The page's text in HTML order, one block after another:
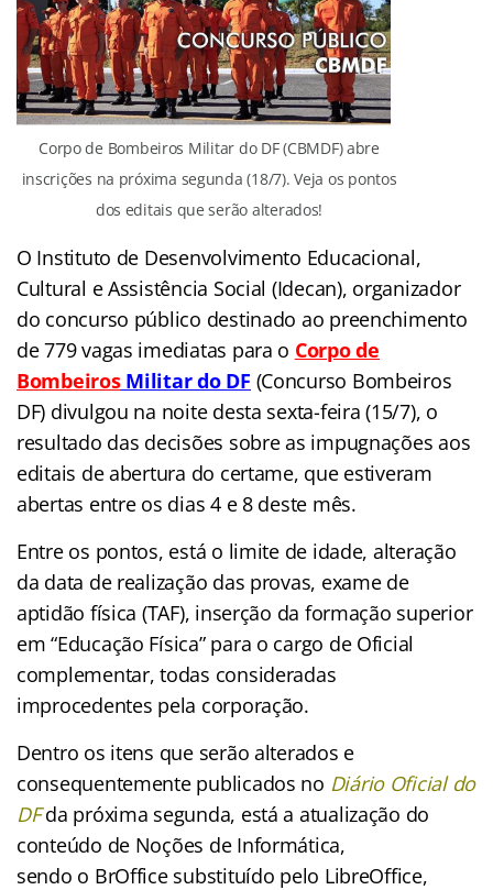
Corpo de Bombeiros Militar do DF (CBMDF) abre
inscrições na próxima segunda (18/7). Veja os pontos
dos editais que serão alterados!
O Instituto de Desenvolvimento Educacional,
Cultural e Assistência Social (Idecan), organizador
do concurso público destinado ao preenchimento
de 779 vagas imediatas para o Corpo de
BombeirosMilitar do DF (Concurso Bombeiros
DF) divulgou na noite desta sexta-feira (15/7), o
resultado das decisões sobre as impugnações aos
editais de abertura do certame, que estiveram
abertas entre os dias 4 e 8 deste mês.
Entre os pontos, está o limite de idade, alteração
da data de realização das provas, exame de
aptidão física (TAF), inserção da formação superior
em “Educação Física” para o cargo de Oficial
complementar, todas consideradas
improcedentes pela corporação.
Dentro os itens que serão alterados e
consequentemente publicados no Diário Oficial do
DFda próxima segunda, está a atualização do
conteúdo de Noções de Informática,
sendo o BrOffice substituído pelo LibreOffice,